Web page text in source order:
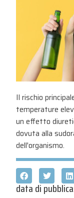
Il rischio
temperature
un effetto
dovuta alla
dell'organismo.
data di